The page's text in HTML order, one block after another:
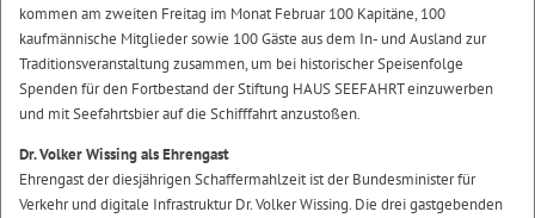
kommen am zweiten Freitag im Monat Februar 100 Kapitäne, 100
kaufmännische Mitglieder sowie 100 Gäste aus dem In- und Ausland zur
Traditionsveranstaltung zusammen, um bei historischer Speisenfolge
Spenden für den Fortbestand der Stiftung HAUS SEEFAHRT einzuwerben
und mit Seefahrtsbier auf die Schifffahrt anzustoßen.
Dr. Volker Wissing als Ehrengast
Ehrengast der diesjährigen Schaffermahlzeit ist der Bundesminister für
Verkehr und digitale Infrastruktur Dr. Volker Wissing. Die drei gastgebenden